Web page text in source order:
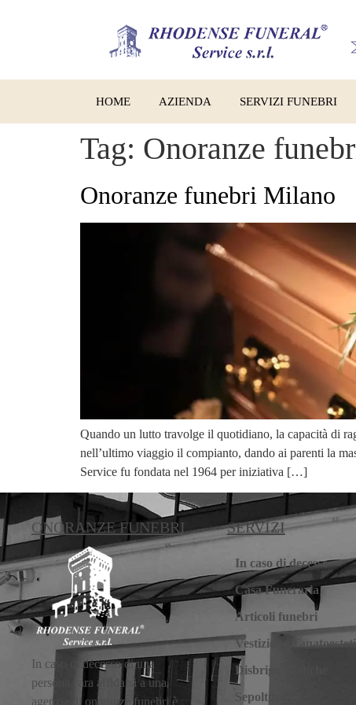
HOME AZIENDA SERVIZI FUNEBRI
Tag: Onoranze
Onoranze funebri Milano
Quando un lutto travolge il quotidiano, la capacità di
nell’ultimo viaggio il compianto, dando ai parenti la
Service fu fondata nel 1964 per iniziativa […]
ONORANZE FUNEBRI
In caso di decesso di una
persona cara affidarsi a una
agenzia di onoranze funebri è
SERVIZI
In caso di decesso
Casa Funeraria
Articoli funebri
Vestizione
Disbrigo pratiche
Sepolture